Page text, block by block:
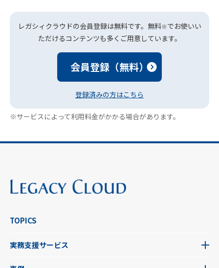
レガシィクラウドの会員登録は無料です。無料※でお使いい
ただけるコンテンツも多くご用意しています。
会員登録（無料）
登録済みの方はこちら
※サービスによって利用料金がかかる場合があります。
TOPICS
実務支援サービス